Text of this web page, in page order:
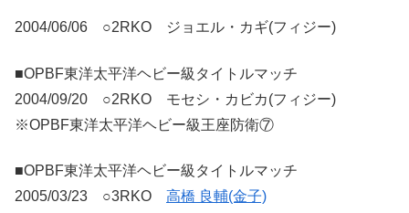
2004/06/06 ○2RKO ジョエル・カギ(フィジー)
■OPBF東洋太平洋ヘビー級タイトルマッチ
2004/09/20 ○2RKO モセシ・カビカ(フィジー)
※OPBF東洋太平洋ヘビー級王座防衛⑦
■OPBF東洋太平洋ヘビー級タイトルマッチ
2005/03/23 ○3RKO 高橋 良輔(金子)